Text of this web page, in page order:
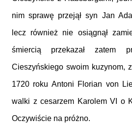
nim sprawę przejął syn Jan
lecz również nie osiągnął
śmiercią przekazał zatem
Cieszyńskiego swoim kuzynom,
1720 roku Antoni Florian von
walki z cesarzem Karolem VI o
Oczywiście na próżno.